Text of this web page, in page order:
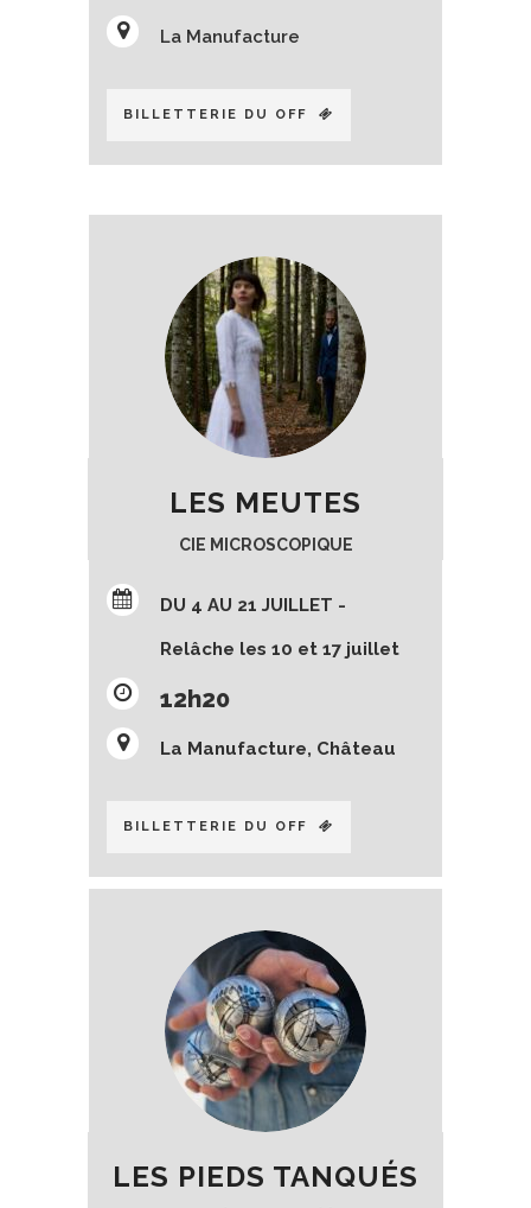
La Manufacture
BILLETTERIE DU OFF
LES MEUTES
CIE MICROSCOPIQUE
DU 4 AU 21 JUILLET -
Relâche les 10 et 17 juillet
12h20
La Manufacture, Château
BILLETTERIE DU OFF
LES PIEDS TANQUÉS